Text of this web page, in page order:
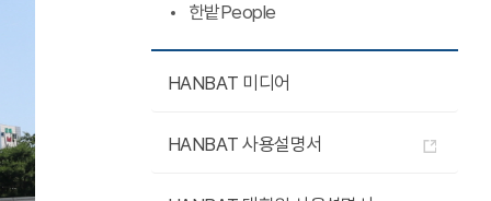
한밭People
HANBAT 미디어
HANBAT 사용설명서